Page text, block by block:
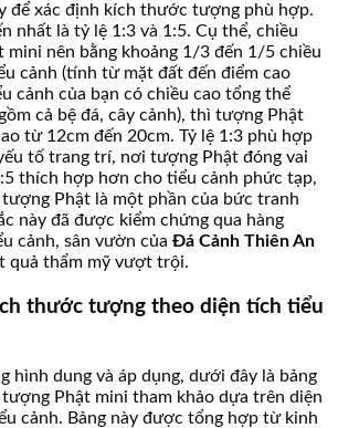
để xác định kích thước tượng phù hợp.
nhất là tỷ lệ 1:3 và 1:5. Cụ thể, chiều
mini nên bằng khoảng 1/3 đến 1/5 chiều
cảnh (tính từ mặt đất đến điểm cao
cảnh của bạn có chiều cao tổng thể
cả bệ đá, cây cảnh), thì tượng Phật
từ 12cm đến 20cm. Tỷ lệ 1:3 phù hợp
tố trang trí, nơi tượng Phật đóng vai
thích hợp hơn cho tiểu cảnh phức tạp,
Phật là một phần của bức tranh
này đã được kiểm chứng qua hàng
cảnh, sân vườn của Đá Cảnh Thiên An
quả thẩm mỹ vượt trội.
thước tượng theo diện tích tiểu
hình dung và áp dụng, dưới đây là bảng
Phật mini tham khảo dựa trên diện
cảnh. Bảng này được tổng hợp từ kinh